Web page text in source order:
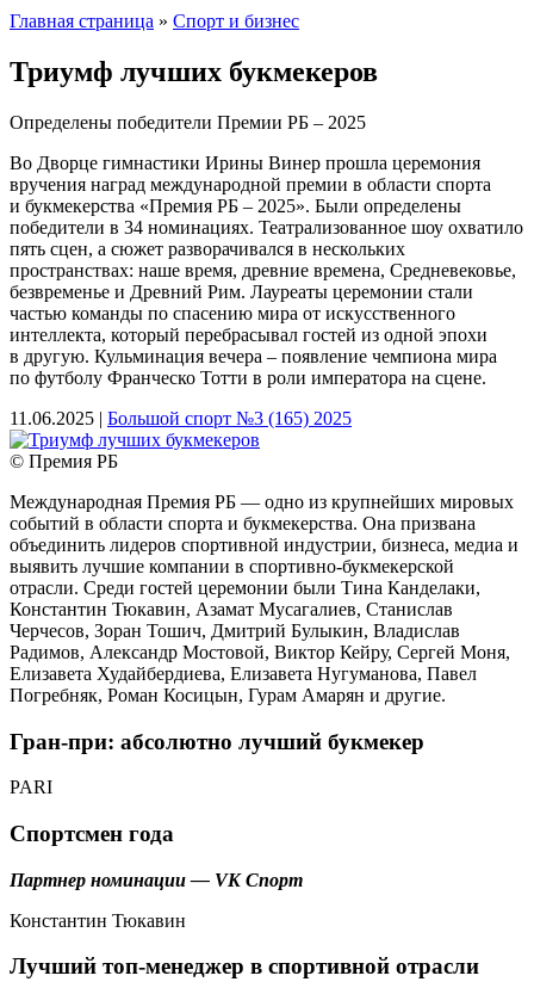
Главная страница » Спорт и бизнес
Триумф лучших букмекеров
Определены победители Премии РБ – 2025
Во Дворце гимнастики Ирины Винер прошла церемония
вручения наград международной премии в области спорта
и букмекерства «Премия РБ – 2025». Были определены
победители в 34 номинациях. Театрализованное шоу охватило
пять сцен, а сюжет разворачивался в нескольких
пространствах: наше время, древние времена, Средневековье,
безвременье и Древний Рим. Лауреаты церемонии стали
частью команды по спасению мира от искусственного
интеллекта, который перебрасывал гостей из одной эпохи
в другую. Кульминация вечера – появление чемпиона мира
по футболу Франческо Тотти в роли императора на сцене.
11.06.2025 | Большой спорт №3 (165) 2025
© Премия РБ
Международная Премия РБ — одно из крупнейших мировых
событий в области спорта и букмекерства. Она призвана
объединить лидеров спортивной индустрии, бизнеса, медиа и
выявить лучшие компании в спортивно-букмекерской
отрасли. Среди гостей церемонии были Тина Канделаки,
Константин Тюкавин, Азамат Мусагалиев, Станислав
Черчесов, Зоран Тошич, Дмитрий Булыкин, Владислав
Радимов, Александр Мостовой, Виктор Кейру, Сергей Моня,
Елизавета Худайбердиева, Елизавета Нугуманова, Павел
Погребняк, Роман Косицын, Гурам Амарян и другие.
Гран-при: абсолютно лучший букмекер
PARI
Спортсмен года
Партнер номинации — VK Спорт
Константин Тюкавин
Лучший топ-менеджер в спортивной отрасли